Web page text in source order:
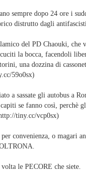
sempre dopo 24 ore i
distrutto dagli
del PD Chaouki, che
la bocca, facendoli
una dozzina di
59o0sx)
a sassate gli autobus a
se fanno così, perchè
tiny.cc/vcp0sx)
convenienza, o magari
le PECORE che siete.